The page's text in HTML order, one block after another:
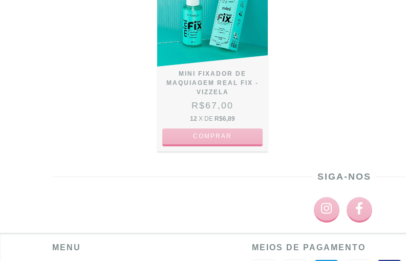
MINI FIXADOR DE
MAQUIAGEM REAL FIX -
VIZZELA
R$67,00
12 X DE R$6,89
SIGA-NOS
MENU MEIOS DE PAGAMENTO